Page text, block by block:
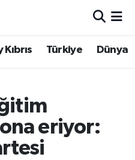
Türkiye Dünya
eriyor:
ve Fikstür